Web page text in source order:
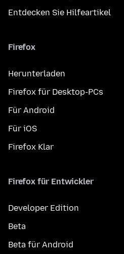
Entdecken Sie Hilfeartikel
Firefox
Herunterladen
Firefox für Desktop-PCs
Für Android
Für iOS
Firefox Klar
Firefox für Entwickler
Developer Edition
Beta
Beta für Android